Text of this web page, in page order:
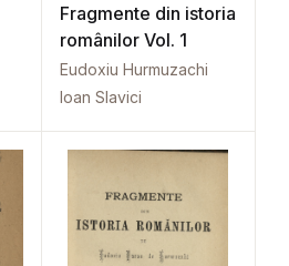
Fragmente din istoria
românilor Vol. 1
Eudoxiu Hurmuzachi
Ioan Slavici